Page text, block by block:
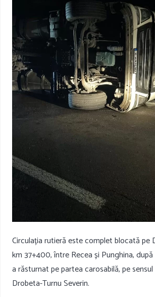
Circulația rutieră este complet blocată pe
km 37+400, între Recea și Punghina,
a răsturnat pe partea carosabilă, pe
Drobeta-Turnu Severin.